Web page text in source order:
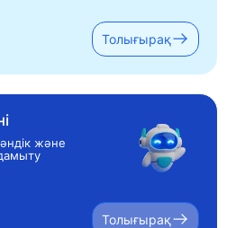
Толығырақ
және
Толығырақ